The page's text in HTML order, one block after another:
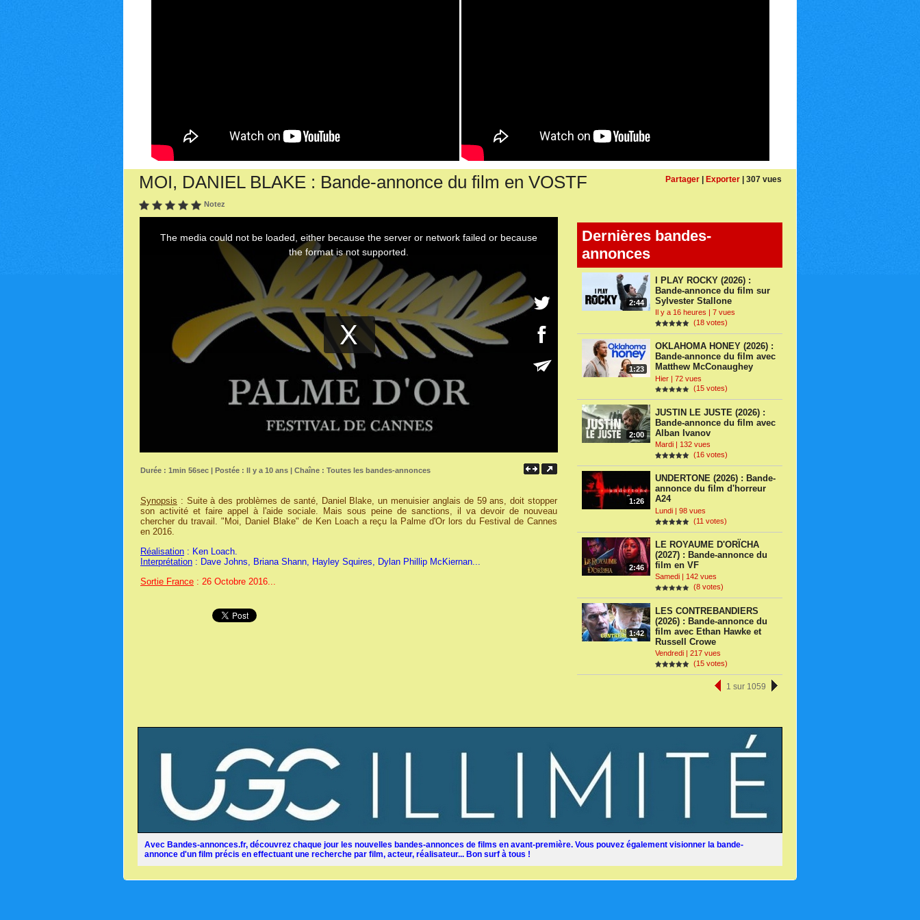
Partager | Exporter | 307 vues
MOI, DANIEL BLAKE : Bande-annonce du film en VOSTF
Notez
Dernières bandes-
annonces
2:44
I PLAY ROCKY (2026) :
Bande-annonce du film sur
Sylvester Stallone
Il y a 16 heures | 7 vues
(18 votes)
1:23
OKLAHOMA HONEY (2026) :
Bande-annonce du film avec
Matthew McConaughey
Hier | 72 vues
(15 votes)
2:00
JUSTIN LE JUSTE (2026) :
Bande-annonce du film avec
Alban Ivanov
Mardi | 132 vues
(16 votes)
1:26
UNDERTONE (2026) : Bande-
annonce du film d'horreur
A24
Lundi | 98 vues
(11 votes)
2:46
LE ROYAUME D'ORÏCHA
(2027) : Bande-annonce du
film en VF
Samedi | 142 vues
(8 votes)
1:42
LES CONTREBANDIERS
(2026) : Bande-annonce du
film avec Ethan Hawke et
Russell Crowe
Vendredi | 217 vues
(15 votes)
1 sur 1059
Durée : 1min 56sec | Postée : Il y a 10 ans | Chaîne : Toutes les bandes-annonces
Synopsis : Suite à des problèmes de santé, Daniel Blake, un menuisier anglais de 59 ans, doit stopper
son activité et faire appel à l'aide sociale. Mais sous peine de sanctions, il va devoir de nouveau
chercher du travail. "Moi, Daniel Blake" de Ken Loach a reçu la Palme d'Or lors du Festival de Cannes
en 2016.
Réalisation : Ken Loach.
Interprétation : Dave Johns, Briana Shann, Hayley Squires, Dylan Phillip McKiernan...
Sortie France : 26 Octobre 2016...
Avec Bandes-annonces.fr, découvrez chaque jour les nouvelles bandes-annonces de films en avant-première. Vous pouvez également visionner la bande-
annonce d'un film précis en effectuant une recherche par film, acteur, réalisateur... Bon surf à tous !